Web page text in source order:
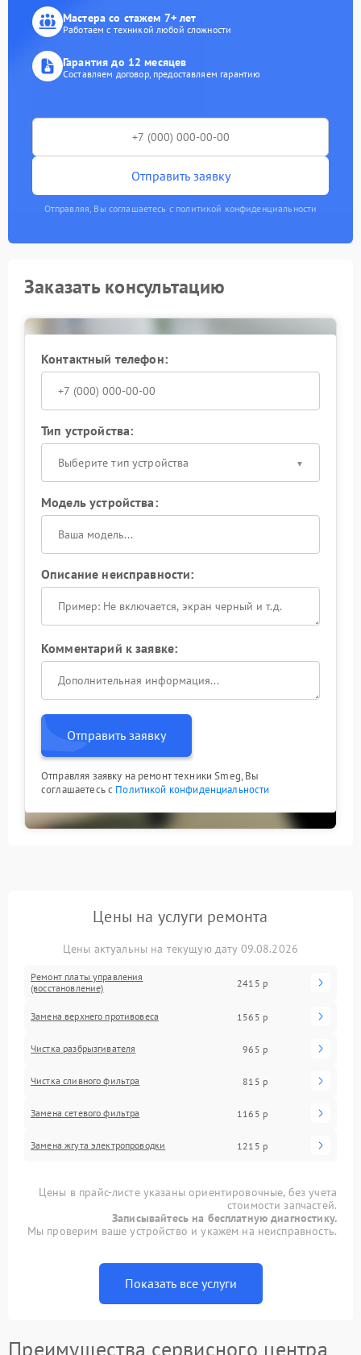
Мастера со стажем 7+ лет
Работаем с техникой любой сложности
Гарантия до 12 месяцев
Составляем договор, предоставляем гарантию
Отправить заявку
Отправляя, Вы соглашаетесь с политикой конфиденциальности
Заказать консультацию
Контактный телефон:
Тип устройства:
Выберите тип устройства
Модель устройства:
Описание неисправности:
Комментарий к заявке:
Отправить заявку
Отправляя заявку на ремонт техники Smeg, Вы
соглашаетесь с Политикой конфиденциальности
Цены на услуги ремонта
Цены актуальны на текущую дату 09.08.2026
Ремонт платы управления
(восстановление)
2415 р
Замена верхнего противовеса 1565 р
Чистка разбрызгивателя 965 р
Чистка сливного фильтра 815 р
Замена сетевого фильтра 1165 р
Замена жгута электропроводки 1215 р
Цены в прайс-листе указаны ориентировочные, без учета
стоимости запчастей.
Записывайтесь на бесплатную диагностику.
Мы проверим ваше устройство и укажем на неисправность.
Показать все услуги
Преимущества сервисного центра